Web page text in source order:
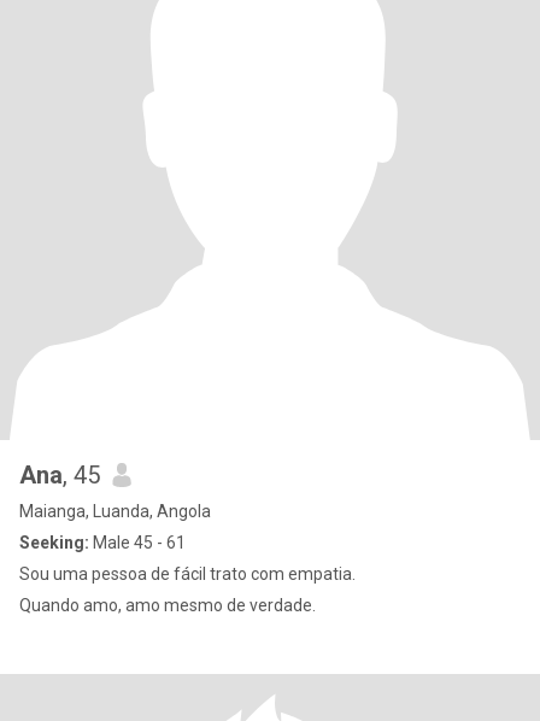
Ana, 45
Maianga, Luanda, Angola
Seeking: Male 45 - 61
Sou uma pessoa de fácil trato com empatia.
Quando amo, amo mesmo de verdade.